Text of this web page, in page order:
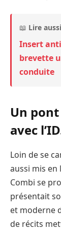
📖 Lire
Insert
brevette
conduite
Un
avec
Loin de se
aussi mis en
Combi se
présentait
et moderne
de récits